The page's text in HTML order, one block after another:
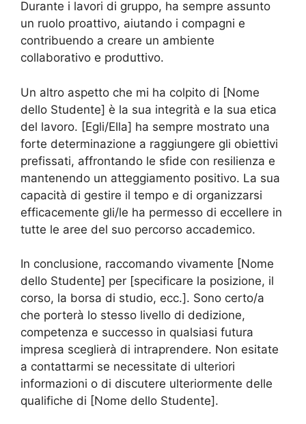
Durante i lavori di gruppo, ha sempre assunto
un ruolo proattivo, aiutando i compagni e
contribuendo a creare un ambiente
collaborativo e produttivo.
Un altro aspetto che mi ha colpito di [Nome
dello Studente] è la sua integrità e la sua etica
del lavoro. [Egli/Ella] ha sempre mostrato una
forte determinazione a raggiungere gli obiettivi
prefissati, affrontando le sfide con resilienza e
mantenendo un atteggiamento positivo. La sua
capacità di gestire il tempo e di organizzarsi
efficacemente gli/le ha permesso di eccellere in
tutte le aree del suo percorso accademico.
In conclusione, raccomando vivamente [Nome
dello Studente] per [specificare la posizione, il
corso, la borsa di studio, ecc.]. Sono certo/a
che porterà lo stesso livello di dedizione,
competenza e successo in qualsiasi futura
impresa sceglierà di intraprendere. Non esitate
a contattarmi se necessitate di ulteriori
informazioni o di discutere ulteriormente delle
qualifiche di [Nome dello Studente].